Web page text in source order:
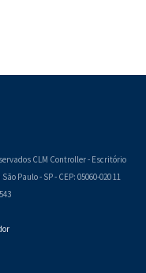
CLM Controller - Escritório
Paulo - SP - CEP: 05060-020 11